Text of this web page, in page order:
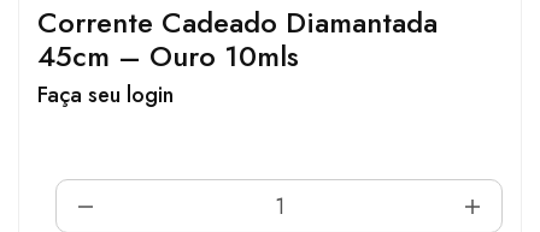
Corrente Cadeado Diamantada
45cm – Ouro 10mls
Faça seu login